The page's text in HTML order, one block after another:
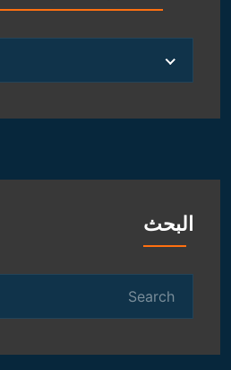
الروحانية
الفلكية
البحث